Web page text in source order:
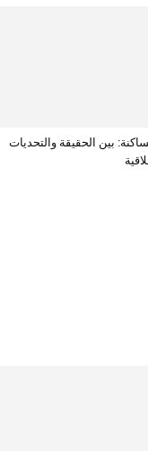
بين الحقيقة والتحديات